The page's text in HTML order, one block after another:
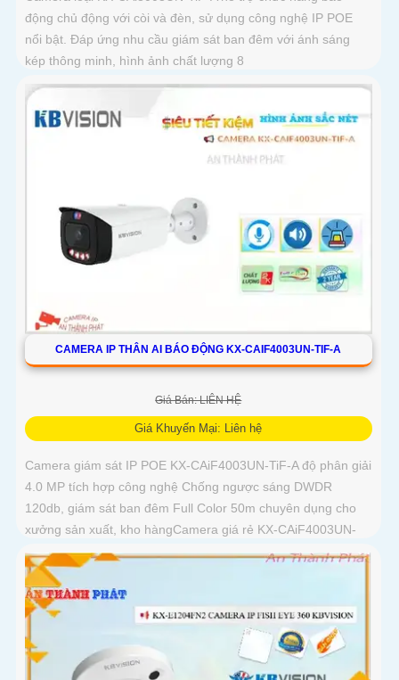
động chủ động với còi và đèn, sử dụng công nghệ IP POE
nổi bật. Đáp ứng nhu cầu giám sát ban đêm với ánh sáng
kép thông minh, hình ảnh chất lượng 8
CAMERA IP THÂN AI BÁO ĐỘNG KX-CAIF4003UN-TIF-A
Giá Bán: LIÊN HỆ
Giá Khuyến Mại: Liên hệ
Camera giám sát IP POE KX-CAiF4003UN-TiF-A độ phân giải
4.0 MP tích hợp công nghệ Chống ngược sáng DWDR
120db, giám sát ban đêm Full Color 50m chuyên dụng cho
xưởng sản xuất, kho hàngCamera giá rẻ KX-CAiF4003UN-
TiF-A, độ phân giải 4